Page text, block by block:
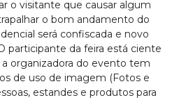
o visitante que causar algum
o bom andamento do
será confiscada e novo
participante da feira está ciente
organizadora do evento tem
de uso de imagem (Fotos e
estandes e produtos para